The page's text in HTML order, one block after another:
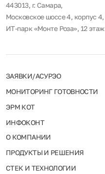
443013, г. Самара,
Московское шоссе 4, корпус 4,
ИТ-парк «Монте Роза», 12 этаж
ЗАЯВКИ/АСУРЭО
МОНИТОРИНГ ГОТОВНОСТИ
ЭРМ КОТ
ИНФОКОНТ
О КОМПАНИИ
ПРОДУКТЫ И РЕШЕНИЯ
СТЕК И ТЕХНОЛОГИИ